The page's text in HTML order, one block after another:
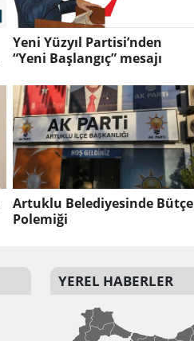
Yeni Yüzyıl Partisi’nden
“Yeni Başlangıç” mesajı
Artuklu Belediyesinde Bütçe
Polemiği
YEREL HABERLER